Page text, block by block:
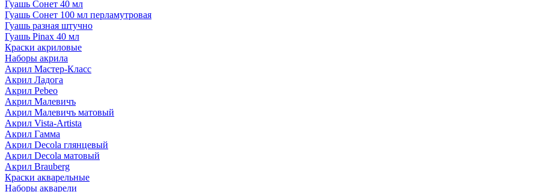
Гуашь Сонет 40 мл
Гуашь Сонет 100 мл перламутровая
Гуашь разная штучно
Гуашь Pinax 40 мл
Краски акриловые
Наборы акрила
Акрил Мастер-Класс
Акрил Ладога
Акрил Pebeo
Акрил Малевичъ
Акрил Малевичъ матовый
Акрил Vista-Artista
Акрил Гамма
Акрил Decola глянцевый
Акрил Decola матовый
Акрил Brauberg
Краски акварельные
Наборы акварели